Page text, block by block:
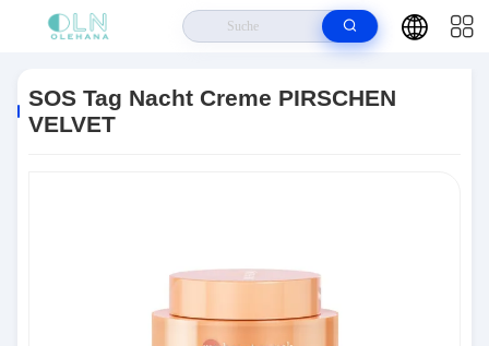
PIRSCHEN VELVET
SOS Tag Nacht Creme PIRSCHEN
VELVET